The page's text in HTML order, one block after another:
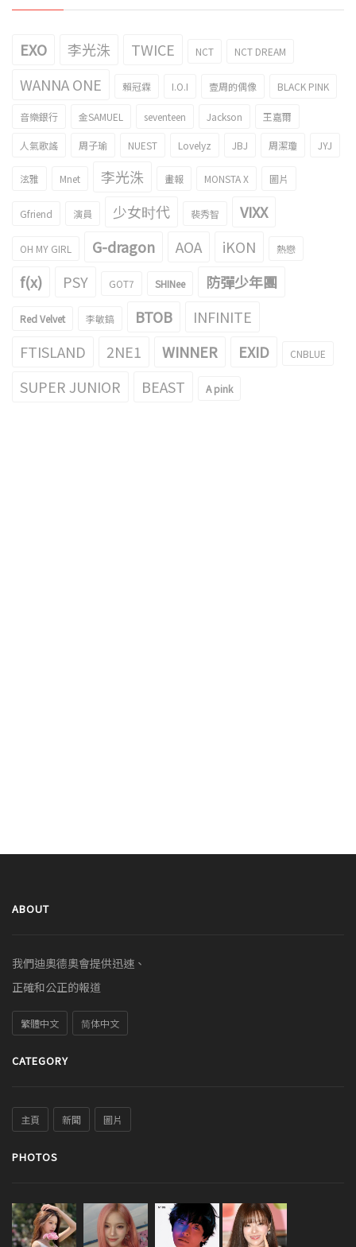
EXO 李光洙 TWICE NCT NCT DREAM
WANNA ONE 賴冠霖 I.O.I 壹周的偶像 BLACK PINK
音樂銀行 金SAMUEL seventeen Jackson 王嘉爾
人氣歌謠 周子瑜 NUEST Lovelyz JBJ 周潔瓊 JYJ
泫雅 Mnet 李光洙 畫報 MONSTA X 圖片
Gfriend 演員 少女时代 裴秀智 VIXX
OH MY GIRL G-dragon AOA iKON 熱戀
f(x) PSY GOT7 SHINee 防彈少年團
Red Velvet 李敏鎬 BTOB
INFINITE
FTISLAND
2NE1 WINNER EXID CNBLUE
SUPER JUNIOR BEAST A pink
ABOUT
我們迪奧德奧會提供迅速、
正確和公正的報道
繁體中文 简体中文
CATEGORY
主頁 新聞 圖片
PHOTOS